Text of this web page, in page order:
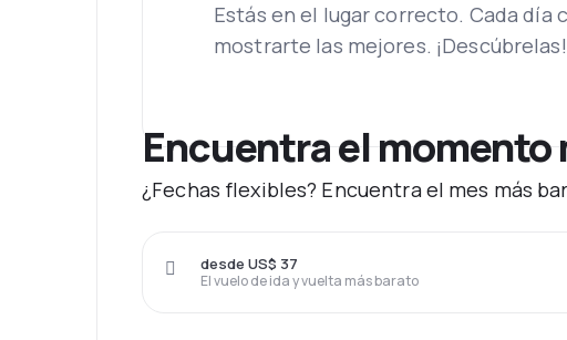
Estás en el lugar correcto. Cada
mostrarte las mejores. ¡Descúbrelas!
Encuentra el momento
¿Fechas flexibles? Encuentra el mes más
El vuelo de ida y vuelta más barato
desde US$ 37